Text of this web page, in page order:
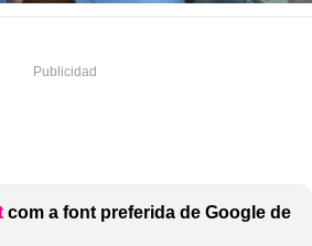
com a font preferida de Google de